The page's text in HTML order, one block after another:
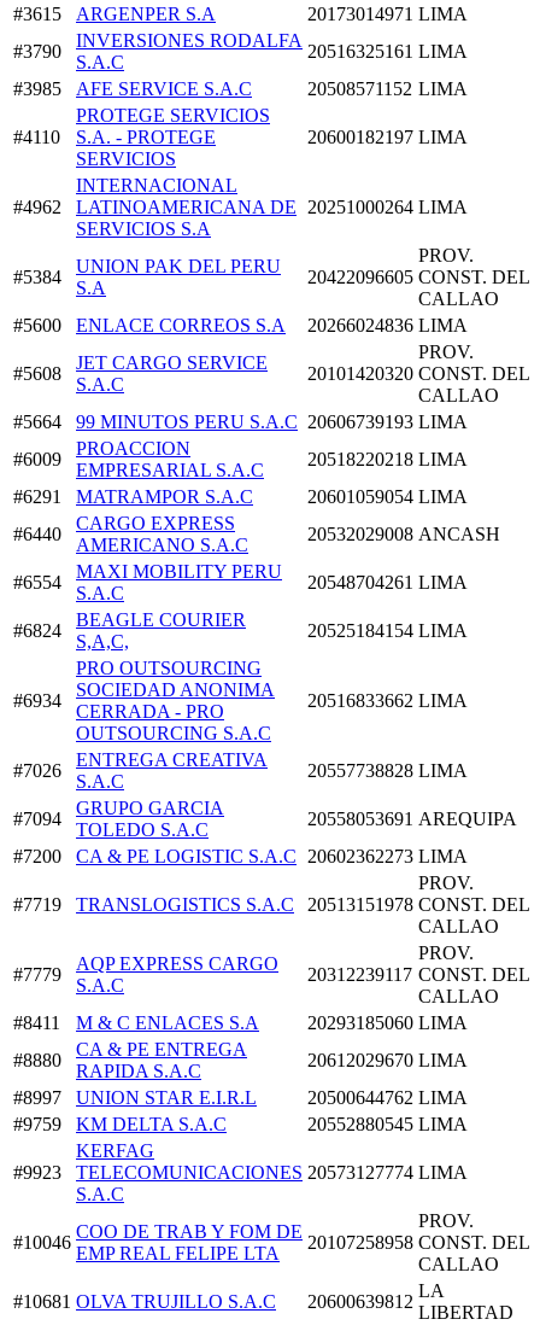
#3615
ARGENPER S.A 20173014971 LIMA
#3790
INVERSIONES RODALFA
S.A.C
20516325161 LIMA
#3985
AFE SERVICE S.A.C 20508571152 LIMA
#4110
PROTEGE SERVICIOS
S.A. - PROTEGE
SERVICIOS
20600182197 LIMA
#4962
INTERNACIONAL
LATINOAMERICANA DE
SERVICIOS S.A
20251000264 LIMA
#5384
UNION PAK DEL PERU
S.A
20422096605
PROV.
CONST. DEL
CALLAO
#5600
ENLACE CORREOS S.A 20266024836 LIMA
#5608
JET CARGO SERVICE
S.A.C
20101420320
PROV.
CONST. DEL
CALLAO
#5664
99 MINUTOS PERU S.A.C 20606739193 LIMA
#6009
PROACCION
EMPRESARIAL S.A.C
20518220218 LIMA
#6291
MATRAMPOR S.A.C 20601059054 LIMA
#6440
CARGO EXPRESS
AMERICANO S.A.C
20532029008 ANCASH
#6554
MAXI MOBILITY PERU
S.A.C
20548704261 LIMA
#6824
BEAGLE COURIER
S,A,C,
20525184154 LIMA
#6934
PRO OUTSOURCING
SOCIEDAD ANONIMA
CERRADA - PRO
OUTSOURCING S.A.C
20516833662 LIMA
#7026
ENTREGA CREATIVA
S.A.C
20557738828 LIMA
#7094
GRUPO GARCIA
TOLEDO S.A.C
20558053691 AREQUIPA
#7200
CA & PE LOGISTIC S.A.C 20602362273 LIMA
#7719 TRANSLOGISTICS S.A.C 20513151978
PROV.
CONST. DEL
CALLAO
#7779
AQP EXPRESS CARGO
S.A.C
20312239117
PROV.
CONST. DEL
CALLAO
#8411
M & C ENLACES S.A 20293185060 LIMA
#8880
CA & PE ENTREGA
RAPIDA S.A.C
20612029670 LIMA
#8997
UNION STAR E.I.R.L 20500644762 LIMA
#9759
KM DELTA S.A.C 20552880545 LIMA
#9923
KERFAG
TELECOMUNICACIONES
S.A.C
20573127774 LIMA
#10046
COO DE TRAB Y FOM DE
EMP REAL FELIPE LTA
20107258958
PROV.
CONST. DEL
CALLAO
#10681 OLVA TRUJILLO S.A.C 20600639812
LA
LIBERTAD